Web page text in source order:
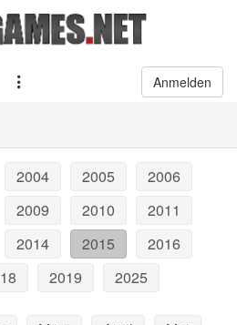
Anmelden
2004 2005
2006
2009 2010
2011
2014 2015
2016
2019 2025